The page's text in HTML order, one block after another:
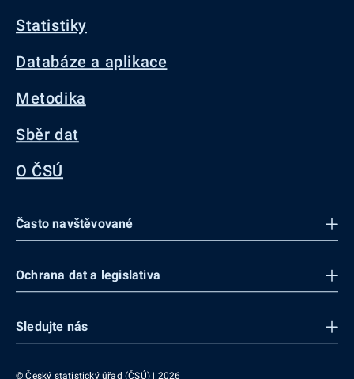
Statistiky
Databáze a aplikace
Metodika
Sběr dat
O ČSÚ
Často navštěvované
Ochrana dat a legislativa
Sledujte nás
© Český statistický úřad (ČSÚ) | 2026